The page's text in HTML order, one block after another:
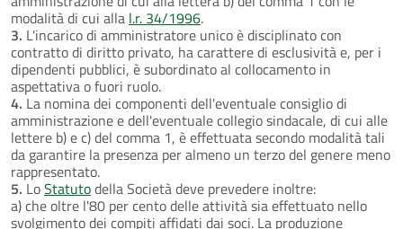
modalità di cui alla l.r. 34/1996.
3. L'incarico di amministratore unico è disciplinato con
contratto di diritto privato, ha carattere di esclusività e, per i
dipendenti pubblici, è subordinato al collocamento in
aspettativa o fuori ruolo.
4. La nomina dei componenti dell'eventuale consiglio di
amministrazione e dell'eventuale collegio sindacale, di cui alle
lettere b) e c) del comma 1, è effettuata secondo modalità tali
da garantire la presenza per almeno un terzo del genere meno
rappresentato.
5. LoStatutodella Società deve prevedere inoltre:
a) che oltre l'80 per cento delle attività sia effettuato nello
svolgimento dei compiti affidati dai soci. La produzione